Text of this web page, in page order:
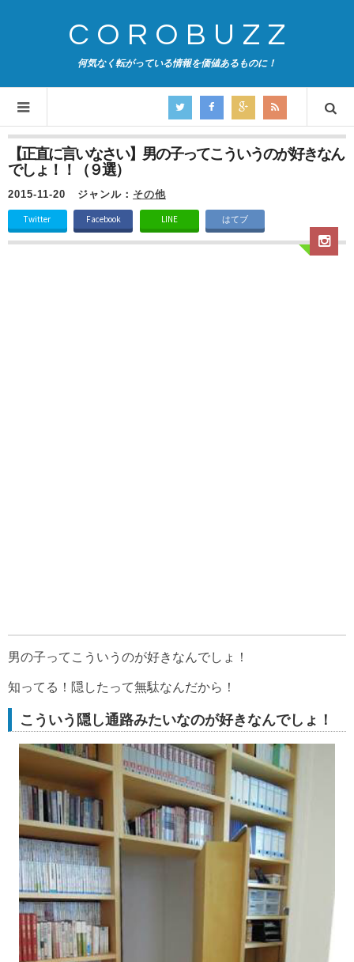
COROBUZZ
何気なく転がっている情報を価値あるものに！
【正直に言いなさい】男の子ってこういうのが好きなん
でしょ！！（９選）
2015-11-20 ジャンル： その他
Twitter Facebook LINE はてブ
男の子ってこういうのが好きなんでしょ！
知ってる！隠したって無駄なんだから！
こういう隠し通路みたいなのが好きなんでしょ！